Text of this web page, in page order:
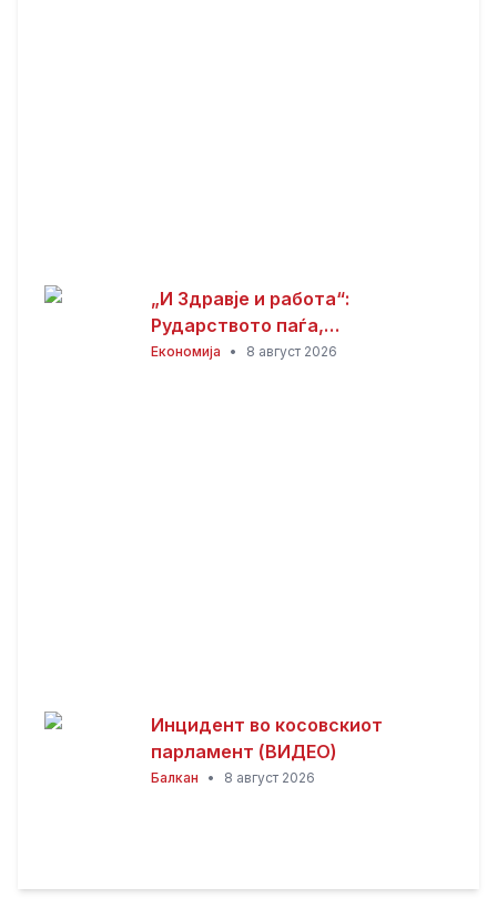
„И Здравје и работа“:
Рударството паѓа,
инвестициите стојат –
Економија • 8 август 2026
Инцидент во косовскиот
парламент (ВИДЕО)
Балкан • 8 август 2026